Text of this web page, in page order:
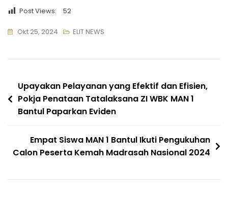
Post Views: 52
Okt 25, 2024 ELIT NEWS
Navigasi
pos
Upayakan Pelayanan yang Efektif dan Efisien,
Pokja Penataan Tatalaksana ZI WBK MAN 1
Bantul Paparkan Eviden
Empat Siswa MAN 1 Bantul Ikuti Pengukuhan
Calon Peserta Kemah Madrasah Nasional 2024